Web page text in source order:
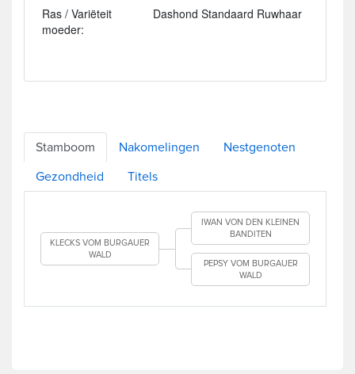
Ras / Variëteit
moeder:
Dashond Standaard Ruwhaar
Stamboom Nakomelingen Nestgenoten
Gezondheid Titels
KLECKS VOM BURGAUER
WALD
IWAN VON DEN KLEINEN
BANDITEN
PEPSY VOM BURGAUER
WALD